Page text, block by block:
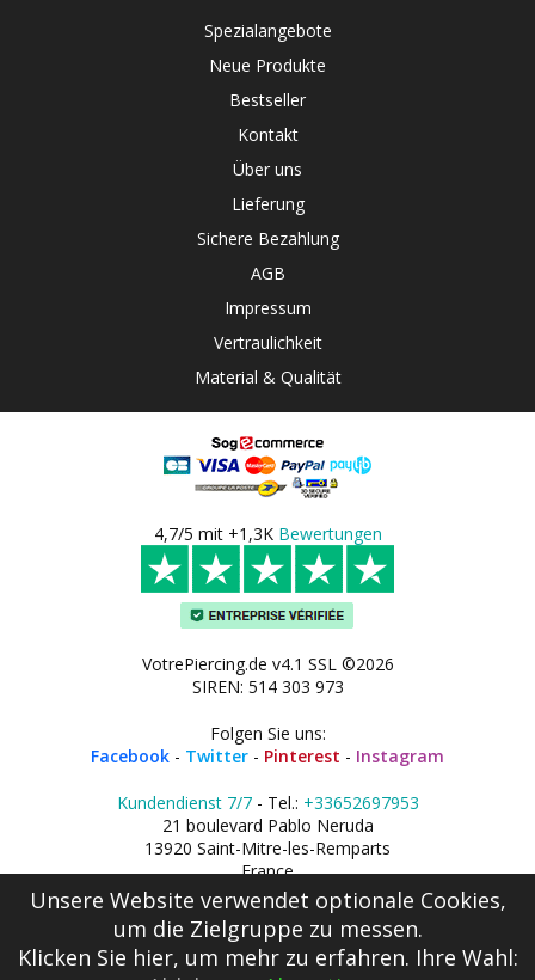
Spezialangebote
Neue Produkte
Bestseller
Kontakt
Über uns
Lieferung
Sichere Bezahlung
AGB
Impressum
Vertraulichkeit
Material & Qualität
4,7/5 mit +1,3K Bewertungen
VotrePiercing.de v4.1 SSL ©2026
SIREN: 514 303 973
Folgen Sie uns:
Facebook - Twitter - Pinterest - Instagram
Kundendienst 7/7- Tel.: +33652697953
21 boulevard Pablo Neruda
13920 Saint-Mitre-les-Remparts
France
Unsere Website verwendet optionale Cookies,
um die Zielgruppe zu messen.
Klicken Sie hier, um mehr zu erfahren. Ihre Wahl: